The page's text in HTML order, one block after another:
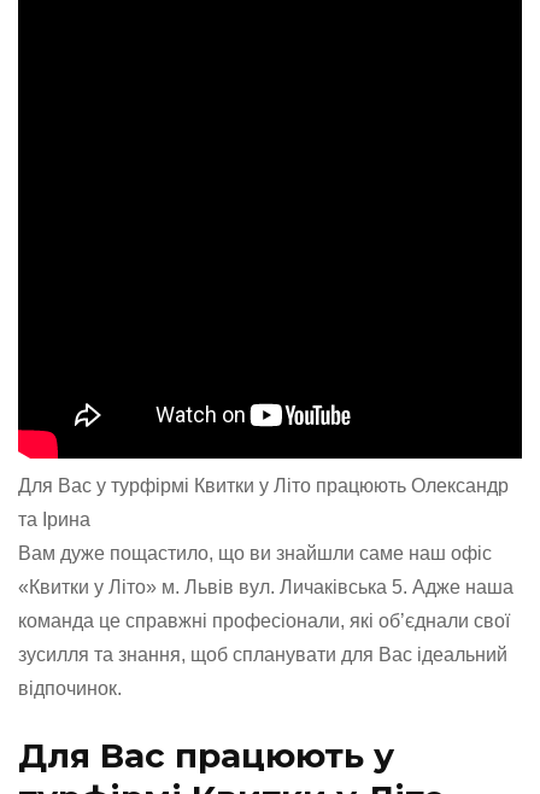
Для Вас у турфірмі Квитки у Літо працюють Олександр
та Ірина
Вам дуже пощастило, що ви знайшли саме наш офіс
«Квитки у Літо» м. Львів вул. Личаківська 5. Адже наша
команда це справжні професіонали, які об’єднали свої
зусилля та знання, щоб спланувати для Вас ідеальний
відпочинок.
Для Вас працюють у